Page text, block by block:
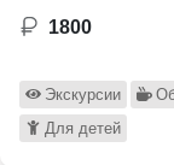
1800
Экскурсии
Для детей